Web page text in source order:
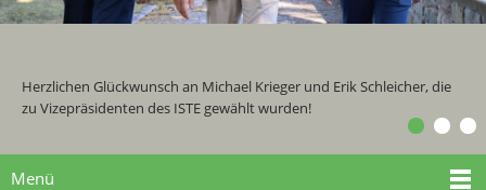
Herzlichen Glückwunsch an Michael Krieger und Erik Schleicher, die
zu Vizepräsidenten des ISTE gewählt wurden!
Menü